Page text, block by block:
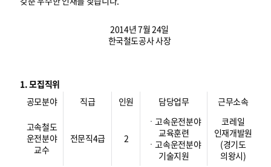
2014년 7월 24일
한국철도공사 사장
1. 모집직위
공모분야
직급 인원 담당업무 근무소속
고속철도
운전분야
교수
전문직4급 2
ㆍ고속운전분야
교육훈련
ㆍ고속운전분야
기술지원
코레일
인재개발원
(경기도
의왕시)